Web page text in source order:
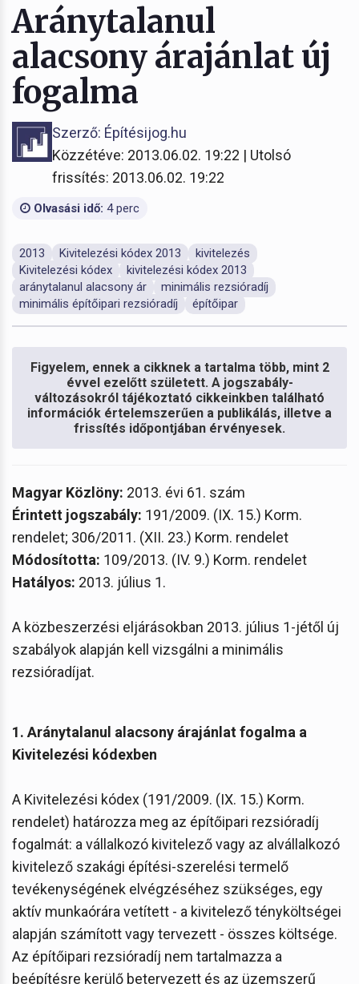
Aránytalanul
alacsony árajánlat új
fogalma
Szerző: Építésijog.hu
Közzétéve: 2013.06.02. 19:22 | Utolsó
frissítés: 2013.06.02. 19:22
Olvasási idő: 4 perc
2013 Kivitelezési kódex 2013
kivitelezés
Kivitelezési kódex
kivitelezési kódex 2013
aránytalanul alacsony ár
minimális rezsióradíj
minimális építőipari rezsióradíj
építőipar
Figyelem, ennek a cikknek a tartalma több, mint 2
évvel ezelőtt született. A jogszabály-
változásokról tájékoztató cikkeinkben található
információk értelemszerűen a publikálás, illetve a
frissítés időpontjában érvényesek.
Magyar Közlöny: 2013. évi 61. szám
Érintett jogszabály: 191/2009. (IX. 15.) Korm.
rendelet; 306/2011. (XII. 23.) Korm. rendelet
Módosította: 109/2013. (IV. 9.) Korm. rendelet
Hatályos: 2013. július 1.
A közbeszerzési eljárásokban 2013. július 1-jétől új
szabályok alapján kell vizsgálni a minimális
rezsióradíjat.
1. Aránytalanul alacsony árajánlat fogalma a
Kivitelezési kódexben
A Kivitelezési kódex (191/2009. (IX. 15.) Korm.
rendelet) határozza meg az építőipari rezsióradíj
fogalmát: a vállalkozó kivitelező vagy az alvállalkozó
kivitelező szakági építési-szerelési termelő
tevékenységének elvégzéséhez szükséges, egy
aktív munkaórára vetített - a kivitelező tényköltségei
alapján számított vagy tervezett - összes költsége.
Az építőipari rezsióradíj nem tartalmazza a
beépítésre kerülő betervezett és az üzemszerű